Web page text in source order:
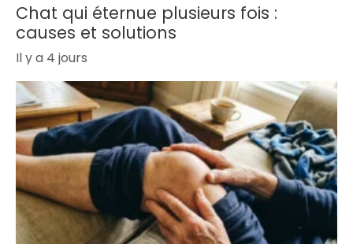
Chat qui éternue plusieurs fois :
causes et solutions
Il y a 4 jours